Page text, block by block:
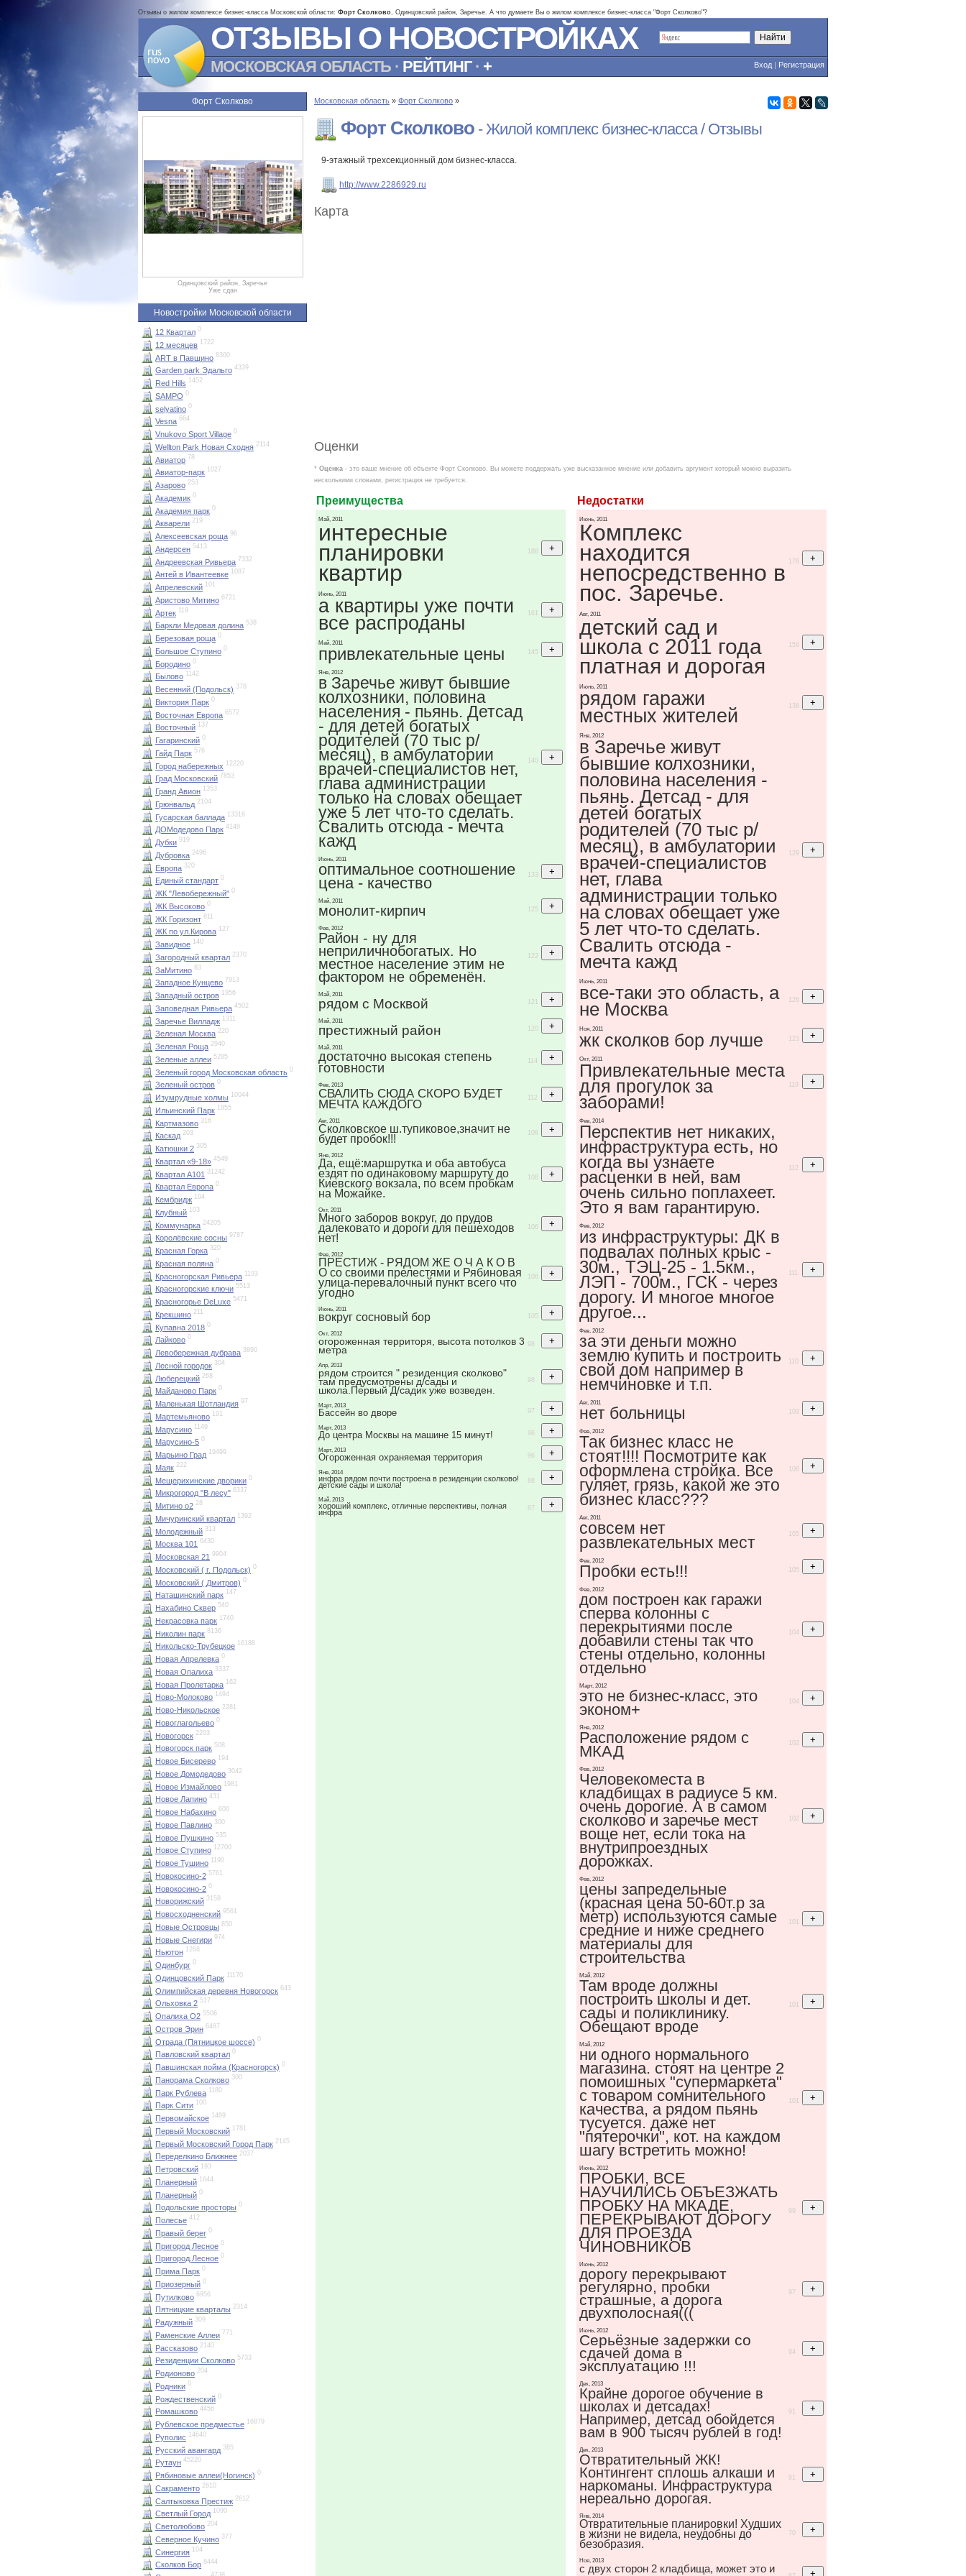
Отзывы о жилом комплексе бизнес-класса Московской области: Форт Сколково, Одинцовский район, Заречье. А что думаете Вы о жилом комплексе бизнес-класса "Форт Сколково"?
ОТЗЫВЫ О НОВОСТРОЙКАХ
Вход | Регистрация
МОСКОВСКАЯ ОБЛАСТЬ · РЕЙТИНГ· +
Форт Сколково
Одинцовский район, Заречье
Уже сдан
Новостройки Московской области
12 Квартал 0
12 месяцев 1722
ART в Павшино 8300
Garden park Эдальго 4339
Red Hills 1452
SAMPO 0
selyatino 0
Vesna 664
Vnukovo Sport Village 0
Wellton Park Новая Сходня 2114
Авиатор 78
Авиатор-парк 1027
Азарово 253
Академик 0
Академия парк 0
Акварели 219
Алексеевская роща 96
Андерсен 5413
Андреевская Ривьера 7332
Антей в Ивантеевке 1087
Апрелевский 101
Аристово Митино 6721
Артек 119
Баркли Медовая долина 538
Березовая роща 0
Большое Ступино 0
Бородино 0
Былово 1142
Весенний (Подольск) 378
Виктория Парк 0
Восточная Европа 6572
Восточный 137
Гагаринский 0
Гайд Парк 576
Город набережных 12220
Град Московский 7853
Гранд Авион 1353
Грюнвальд 2104
Гусарская баллада 13316
ДОМодедово Парк 4149
Дубки 919
Дубровка 2496
Европа 320
Единый стандарт 0
ЖК "Левобережный" 0
ЖК Высоково 0
ЖК Горизонт 811
ЖК по ул.Кирова 127
Завидное 140
Загородный квартал 2370
ЗаМитино 83
Западное Кунцево 7913
Западный остров 1956
Заповедная Ривьера 4502
Заречье Вилладж 1311
Зеленая Москва 220
Зеленая Роща 2940
Зеленые аллеи 5285
Зеленый город Московская область 0
Зеленый остров 0
Изумрудные холмы 10044
Ильинский Парк 1955
Картмазово 316
Каскад 203
Катюшки 2 305
Квартал «9-18» 4549
Квартал А101 31242
Квартал Европа 0
Кембридж 104
Клубный 103
Коммунарка 24205
Королёвские сосны 9787
Красная Горка 320
Красная поляна 0
Красногорская Ривьера 1193
Красногорские ключи 5513
Красногорье DeLuxe 5471
Крекшино 211
Купавна 2018 0
Лайково 0
Левобережная дубрава 3890
Лесной городок 304
Люберецкий 268
Майданово Парк 0
Маленькая Шотландия 97
Мартемьяново 191
Марусино 1149
Марусино-5 0
Марьино Град 19499
Маяк 222
Мещерихинские дворики 0
Микрогород "В лесу" 6337
Митино о2 28
Мичуринский квартал 1392
Молодежный 313
Москва 101 6430
Московская 21 9904
Московский ( г. Подольск) 0
Московский ( Дмитров) 0
Наташинский парк 147
Нахабино Сквер 540
Некрасовка парк 1740
Николин парк 8136
Никольско-Трубецкое 16188
Новая Апрелевка 0
Новая Опалиха 3337
Новая Пролетарка 162
Ново-Молоково 1494
Ново-Никольское 2281
Новоглагольево 0
Новогорск 2203
Новогорск парк 508
Новое Бисерево 194
Новое Домодедово 3042
Новое Измайлово 1981
Новое Лапино 431
Новое Набахино 600
Новое Павлино 300
Новое Пушкино 535
Новое Ступино 12700
Новое Тушино 1190
Новокосино-2 5761
Новокосино-2 0
Новорижский 3158
Новосходненский 9561
Новые Островцы 850
Новые Снегири 974
Ньютон 1268
Одинбург 0
Одинцовский Парк 11170
Олимпийская деревня Новогорск 643
Ольховка 2 517
Опалиха О2 5506
Остров Эрин 6487
Отрада (Пятницкое шоссе) 0
Павловский квартал 0
Павшинская пойма (Красногорск) 0
Панорама Сколково 300
Парк Рублева 1180
Парк Сити 100
Первомайское 1489
Первый Московский 1781
Первый Московский Город Парк 2145
Переделкино Ближнее 2037
Петровский 193
Планерный 1644
Планерный 0
Подольские просторы 0
Полесье 412
Правый берег 0
Пригород Лесное 0
Пригород.Лесное 0
Прима Парк 0
Приозерный 0
Путилково 6956
Пятницкие кварталы 2314
Радужный 309
Раменские Аллеи 771
Рассказово 2140
Резиденции Сколково 5733
Родионово 204
Родники 0
Рождественский 0
Ромашково 4456
Рублевское предместье 16879
Руполис 14640
Русский авангард 385
Рутаун 45220
Рябиновые аллеи(Ногинск) 0
Сакраменто 2610
Салтыковка Престиж 2612
Светлый Город 1090
Светолюбово 204
Северное Кучино 377
Синергия 104
Сколков Бор 8444
4738
Московская область » Форт Сколково »
Форт Сколково - Жилой комплекс бизнес-класса / Отзывы
9-этажный трехсекционный дом бизнес-класса.
http://www.2286929.ru
Карта
Оценки
* Оценка - это ваше мнение об объекте Форт Сколково. Вы можете поддержать уже высказанное мнение или добавить аргумент который можно выразить
несколькими словами, регистрация не требуется.
Преимущества Недостатки
Май, 2011
интересные
планировки
квартир
188
Июнь, 2011
а квартиры уже почти
все распроданы
161
Май, 2011
привлекательные цены 145
Янв, 2012
в Заречье живут бывшие
колхозники, половина
населения - пьянь. Детсад
- для детей богатых
родителей (70 тыс р/
месяц), в амбулатории
врачей-специалистов нет,
глава администрации
только на словах обещает
уже 5 лет что-то сделать.
Свалить отсюда - мечта
кажд
140
Июнь, 2011
оптимальное соотношение
цена - качество 133
Май, 2011
монолит-кирпич 125
Фев, 2012
Район - ну для
неприличнобогатых. Но
местное население этим не
фактором не обременён.
122
Май, 2011
рядом с Москвой 121
Май, 2011
престижный район 120
Май, 2011
достаточно высокая степень
готовности
114
Фев, 2013
СВАЛИТЬ СЮДА СКОРО БУДЕТ
МЕЧТА КАЖДОГО 112
Авг, 2011
Сколковское ш.тупиковое,значит не
будет пробок!!!
108
Янв, 2012
Да, ещё:маршрутка и оба автобуса
ездят по одинаковому маршруту до
Киевского вокзала, по всем пробкам
на Можайке.
108
Окт, 2011
Много заборов вокруг, до прудов
далековато и дороги для пешеходов
нет!
106
Фев, 2012
ПРЕСТИЖ - РЯДОМ ЖЕ О Ч А К О В
О со своими прелестями и Рябиновая
улица-перевалочный пункт всего что
угодно
106
Июнь, 2011
вокруг сосновый бор 105
Окт, 2012
огороженная территоря, высота потолков 3
метра 98
Апр, 2013
рядом строится " резиденция сколково"
там предусмотрены д/сады и
школа.Первый Д/садик уже возведен.
98
Март, 2013
Бассейн во дворе 97
Март, 2013
До центра Москвы на машине 15 минут! 96
Март, 2013
Огороженная охраняемая территория 96
Янв, 2014
инфра рядом почти построена в резиденции сколково!
детские сады и школа! 88
Май, 2013
хороший комплекс, отличные перспективы, полная
инфра 87
Июнь, 2011
Комплекс
находится
непосредственно в
пос. Заречье.
178
Авг, 2011
детский сад и
школа с 2011 года
платная и дорогая
159
Июнь, 2011
рядом гаражи
местных жителей
138
Янв, 2012
в Заречье живут
бывшие колхозники,
половина населения -
пьянь. Детсад - для
детей богатых
родителей (70 тыс р/
месяц), в амбулатории
врачей-специалистов
нет, глава
администрации только
на словах обещает уже
5 лет что-то сделать.
Свалить отсюда -
мечта кажд
129
Июнь, 2011
все-таки это область, а
не Москва 126
Ноя, 2011
жк сколков бор лучше 123
Окт, 2011
Привлекательные места
для прогулок за
заборами!
119
Фев, 2014
Перспектив нет никаких,
инфраструктура есть, но
когда вы узнаете
расценки в ней, вам
очень сильно поплахеет.
Это я вам гарантирую.
112
Фев, 2012
из инфраструктуры: ДК в
подвалах полных крыс -
30м., ТЭЦ-25 - 1.5км.,
ЛЭП - 700м., ГСК - через
дорогу. И многое многое
другое...
111
Фев, 2012
за эти деньги можно
землю купить и построить
свой дом например в
немчиновке и т.п.
110
Авг, 2011
нет больницы 109
Фев, 2012
Так бизнес класс не
стоят!!!! Посмотрите как
оформлена стройка. Все
гуляет, грязь, какой же это
бизнес класс???
106
Авг, 2011
совсем нет
развлекательных мест 105
Фев, 2012
Пробки есть!!! 105
Фев, 2012
дом построен как гаражи
сперва колонны с
перекрытиями после
добавили стены так что
стены отдельно, колонны
отдельно
104
Март, 2012
это не бизнес-класс, это
эконом+ 104
Янв, 2012
Расположение рядом с
МКАД 102
Фев, 2012
Человекоместа в
кладбищах в радиусе 5 км.
очень дорогие. А в самом
сколково и заречье мест
воще нет, если тока на
внутрипроездных
дорожках.
102
Фев, 2012
цены запредельные
(красная цена 50-60т.р за
метр) используются самые
средние и ниже среднего
материалы для
строительства
101
Май, 2012
Там вроде должны
построить школы и дет.
сады и поликлинику.
Обещают вроде
101
Май, 2012
ни одного нормального
магазина. стоят на центре 2
помоишных "супермаркета"
с товаром сомнительного
качества, а рядом пьянь
тусуется. даже нет
"пятерочки", кот. на каждом
шагу встретить можно!
101
Июнь, 2012
ПРОБКИ, ВСЕ
НАУЧИЛИСЬ ОБЪЕЗЖАТЬ
ПРОБКУ НА МКАДЕ,
ПЕРЕКРЫВАЮТ ДОРОГУ
ДЛЯ ПРОЕЗДА
ЧИНОВНИКОВ
99
Июнь, 2012
дорогу перекрывают
регулярно, пробки
страшные, а дорога
двухполосная(((
97
Июнь, 2012
Серьёзные задержки со
сдачей дома в
эксплуатацию !!!
94
Дек, 2013
Крайне дорогое обучение в
школах и детсадах!
Например, детсад обойдется
вам в 900 тысяч рублей в год!
91
Дек, 2013
Отвратительный ЖК!
Контингент сплошь алкаши и
наркоманы. Инфраструктура
нереально дорогая.
91
Янв, 2014
Отвратительные планировки! Худших
в жизни не видела, неудобны до
безобразия.
70
Ноя, 2013
с двух сторон 2 кладбища, может это и